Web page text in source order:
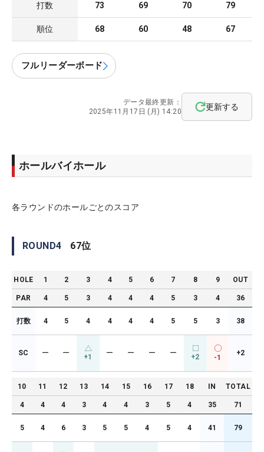
打数 73 69 70 79
順位 68 60 48 67
フルリーダーボード
データ最終更新：
2025年11月17日 (月) 14:20
更新する
ホールバイホール
各ラウンドのホールごとのスコア
ROUND4 67位
HOLE 1 2 3 4 5 6 7 8 9 OUT
PAR 4 5 3 4 4 4 5 3 4 36
打数 4 5 4 4 4 4 5 5 3 38
SC ー ー +1 ー ー ー ー +2 -1
+2
10 11 12 13 14 15 16 17 18 IN TOTAL
4 4 4 3 4 4 3 5 4 35 71
5 4 6 3 5 5 4 5 4 41 79